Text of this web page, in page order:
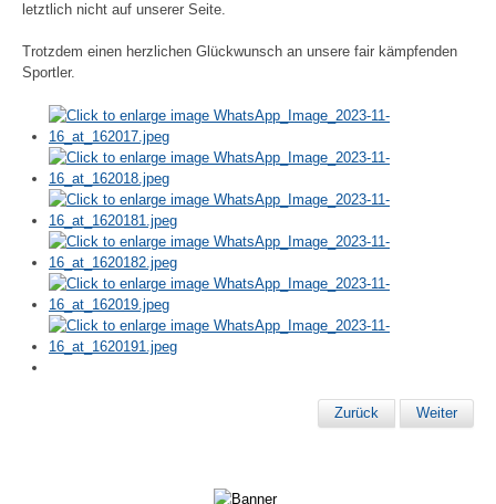
letztlich nicht auf unserer Seite.
Trotzdem einen herzlichen Glückwunsch an unsere fair kämpfenden
Sportler.
Zurück Weiter